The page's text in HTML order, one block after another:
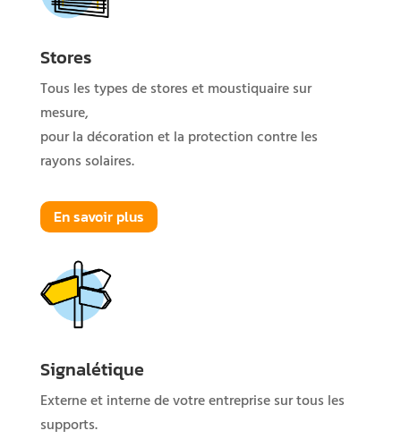
Stores
Tous les types de stores et moustiquaire sur
mesure,
pour la décoration et la protection contre les
rayons solaires.
En savoir plus
Signalétique
Externe et interne de votre entreprise sur tous les
supports.